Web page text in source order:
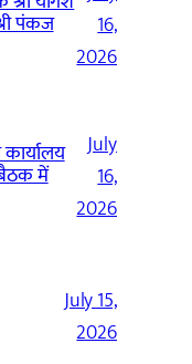
पंकज
16,
2026
में
July
16,
2026
July 15,
2026